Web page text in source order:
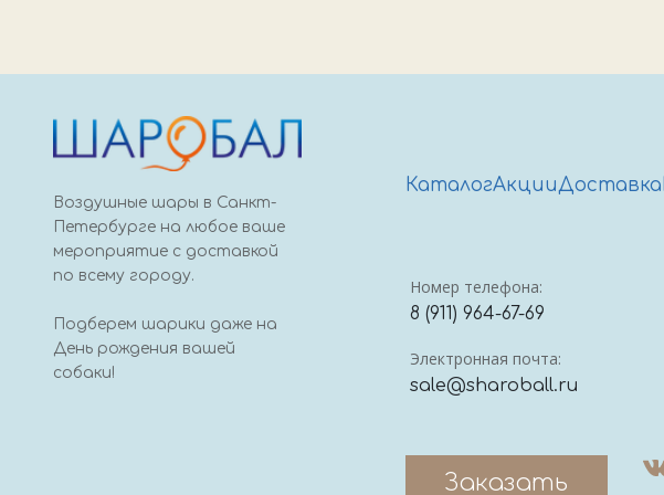
Воздушные шары в Санкт-
Петербурге на любое ваше
мероприятие с доставкой
по всему городу.
Подберем шарики даже на
День рождения вашей
собаки!
КаталогАкцииДоставка
Номер телефона:
8 (911) 964-67-69
Электронная почта:
sale@sharoball.ru
Заказать